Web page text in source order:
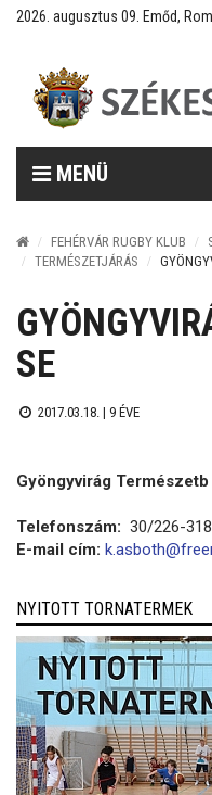
2026. augusztus 09. Emőd,
MENÜ
FEHÉRVÁR RUGBY KLUB
TERMÉSZETJÁRÁS
SE
2017.03.18. | 9 ÉVE
Gyöngyvirág Természetb
Telefonszám: 30/226-
E-mail cím:
NYITOTT TORNATERMEK